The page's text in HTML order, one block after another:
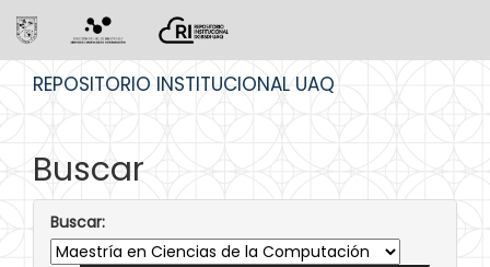
REPOSITORIO INSTITUCIONAL UAQ
Buscar
Buscar: